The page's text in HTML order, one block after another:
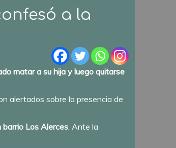
a la
matar a su hija y luego quitarse
alertados sobre la presencia de
barrio Los Alerces . Ante la